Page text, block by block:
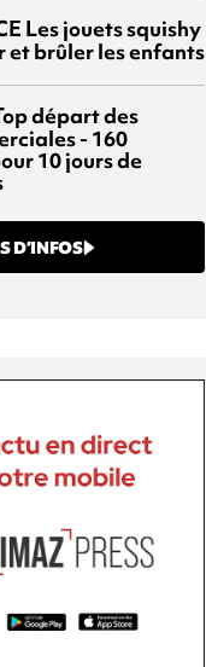
Les jouets squishy
et brûler les enfants
départ des
- 160
10 jours de
D’INFOS